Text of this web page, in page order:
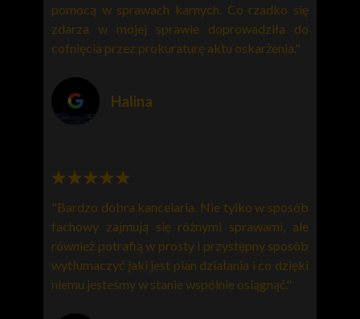
pomocą w sprawach karnych. Co rzadko się
zdarza w mojej sprawie doprowadziła do
cofnięcia przez prokuraturę aktu oskarżenia."
Halina
"Bardzo dobra kancelaria. Nie tylko w sposób
fachowy zajmują się różnymi sprawami, ale
również potrafią w prosty i przystępny sposób
wytłumaczyć jaki jest plan działania i co dzięki
niemu jesteśmy w stanie wspólnie osiągnąć."